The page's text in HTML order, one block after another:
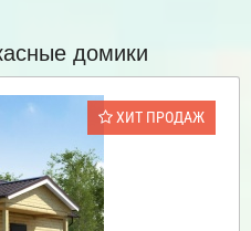
домики
ХИТ ПРОДАЖ